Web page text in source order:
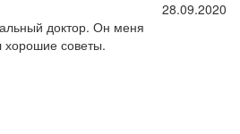
28.09.2020
доктор. Он меня
хорошие советы.